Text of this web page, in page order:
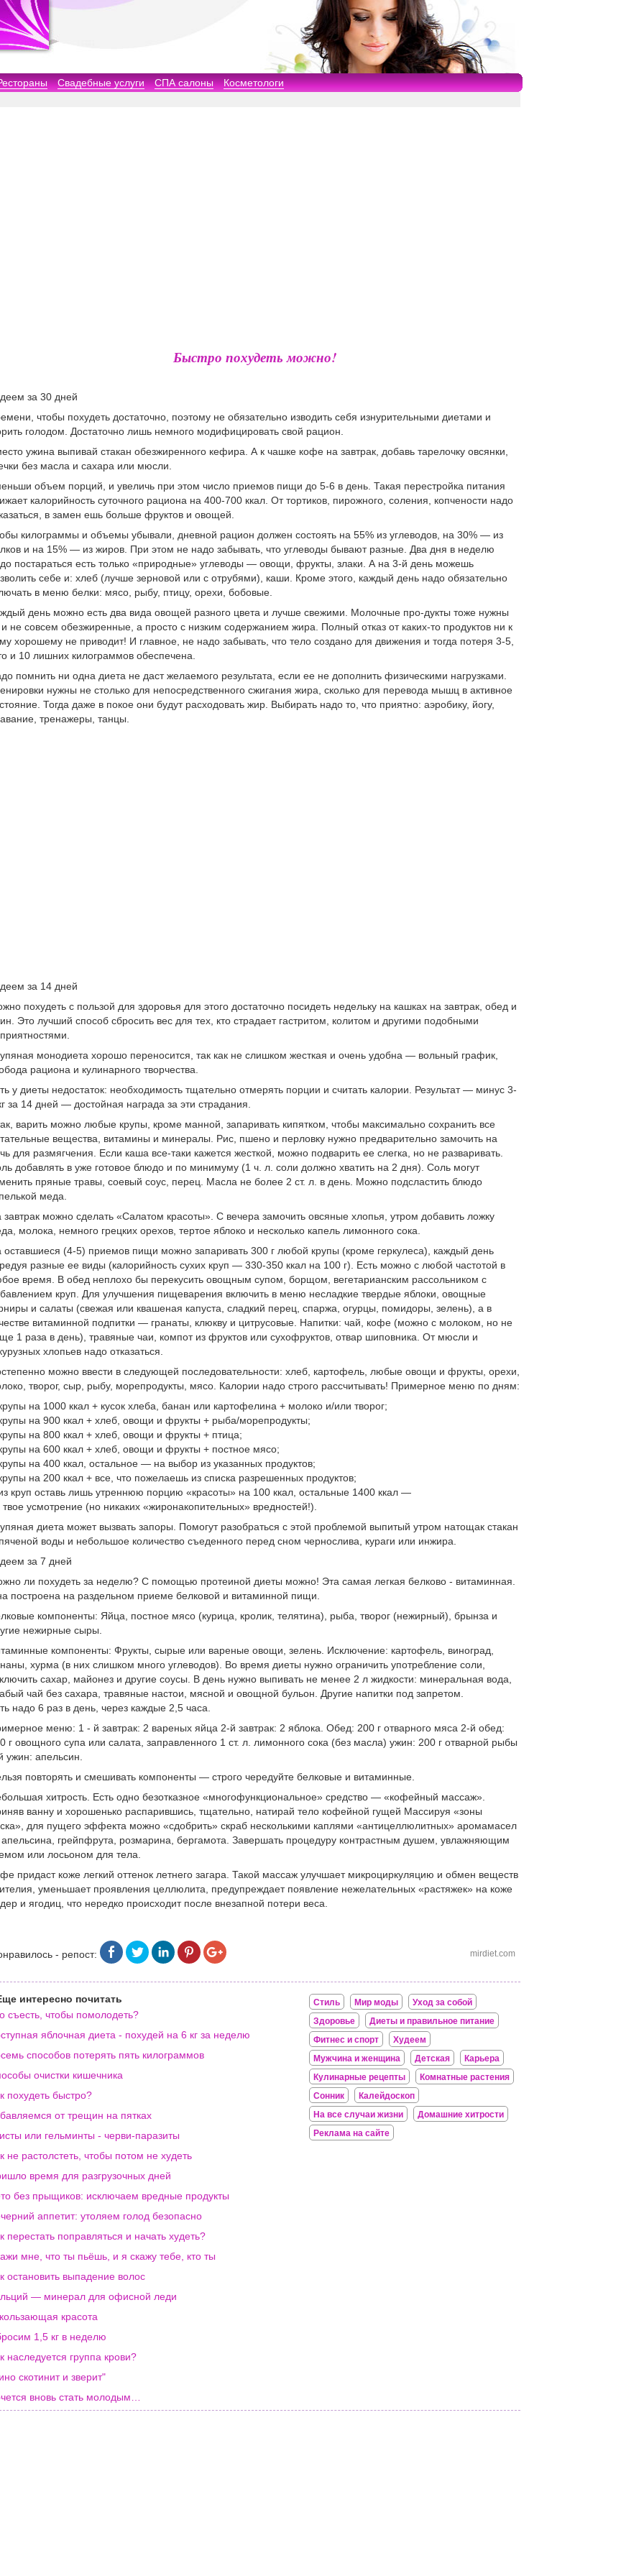
Свадебные услуги СПА салоны Косметологи
Быстро похудеть можно!
за 30 дней
чтобы похудеть достаточно, поэтому не обязательно изводить себя изнурительными диетами и
голодом. Достаточно лишь немного модифицировать свой рацион.
ужина выпивай стакан обезжиренного кефира. А к чашке кофе на завтрак, добавь тарелочку овсянки,
без масла и сахара или мюсли.
объем порций, и увеличь при этом число приемов пищи до 5-6 в день. Такая перестройка питания
калорийность суточного рациона на 400-700 ккал. От тортиков, пирожного, соления, копчености надо
в замен ешь больше фруктов и овощей.
килограммы и объемы убывали, дневной рацион должен состоять на 55% из углеводов, на 30% — из
и на 15% — из жиров. При этом не надо забывать, что углеводы бывают разные. Два дня в неделю
постараться есть только «природные» углеводы — овощи, фрукты, злаки. А на 3-й день можешь
себе и: хлеб (лучше зерновой или с отрубями), каши. Кроме этого, каждый день надо обязательно
в меню белки: мясо, рыбу, птицу, орехи, бобовые.
день можно есть два вида овощей разного цвета и лучше свежими. Молочные про-дукты тоже нужны
не совсем обезжиренные, а просто с низким содержанием жира. Полный отказ от каких-то продуктов ни к
хорошему не приводит! И главное, не надо забывать, что тело создано для движения и тогда потеря 3-5,
и 10 лишних килограммов обеспечена.
помнить ни одна диета не даст желаемого результата, если ее не дополнить физическими нагрузками.
нужны не столько для непосредственного сжигания жира, сколько для перевода мышц в активное
Тогда даже в покое они будут расходовать жир. Выбирать надо то, что приятно: аэробику, йогу,
тренажеры, танцы.
за 14 дней
похудеть с пользой для здоровья для этого достаточно посидеть недельку на кашках на завтрак, обед и
Это лучший способ сбросить вес для тех, кто страдает гастритом, колитом и другими подобными
монодиета хорошо переносится, так как не слишком жесткая и очень удобна — вольный график,
рациона и кулинарного творчества.
у диеты недостаток: необходимость тщательно отмерять порции и считать калории. Результат — минус 3-
за 14 дней — достойная награда за эти страдания.
варить можно любые крупы, кроме манной, запаривать кипятком, чтобы максимально сохранить все
вещества, витамины и минералы. Рис, пшено и перловку нужно предварительно замочить на
для размягчения. Если каша все-таки кажется жесткой, можно подварить ее слегка, но не разваривать.
добавлять в уже готовое блюдо и по минимуму (1 ч. л. соли должно хватить на 2 дня). Соль могут
пряные травы, соевый соус, перец. Масла не более 2 ст. л. в день. Можно подсластить блюдо
меда.
завтрак можно сделать «Салатом красоты». С вечера замочить овсяные хлопья, утром добавить ложку
молока, немного грецких орехов, тертое яблоко и несколько капель лимонного сока.
оставшиеся (4-5) приемов пищи можно запаривать 300 г любой крупы (кроме геркулеса), каждый день
разные ее виды (калорийность сухих круп — 330-350 ккал на 100 г). Есть можно с любой частотой в
время. В обед неплохо бы перекусить овощным супом, борщом, вегетарианским рассольником с
круп. Для улучшения пищеварения включить в меню несладкие твердые яблоки, овощные
и салаты (свежая или квашеная капуста, сладкий перец, спаржа, огурцы, помидоры, зелень), а в
витаминной подпитки — гранаты, клюкву и цитрусовые. Напитки: чай, кофе (можно с молоком, но не
1 раза в день), травяные чаи, компот из фруктов или сухофруктов, отвар шиповника. От мюсли и
хлопьев надо отказаться.
можно ввести в следующей последовательности: хлеб, картофель, любые овощи и фрукты, орехи,
творог, сыр, рыбу, морепродукты, мясо. Калории надо строго рассчитывать! Примерное меню по дням:
на 1000 ккал + кусок хлеба, банан или картофелина + молоко и/или творог;
на 900 ккал + хлеб, овощи и фрукты + рыба/морепродукты;
на 800 ккал + хлеб, овощи и фрукты + птица;
на 600 ккал + хлеб, овощи и фрукты + постное мясо;
на 400 ккал, остальное — на выбор из указанных продуктов;
на 200 ккал + все, что пожелаешь из списка разрешенных продуктов;
круп оставь лишь утреннюю порцию «красоты» на 100 ккал, остальные 1400 ккал —
твое усмотрение (но никаких «жиронакопительных» вредностей!).
диета может вызвать запоры. Помогут разобраться с этой проблемой выпитый утром натощак стакан
воды и небольшое количество съеденного перед сном чернослива, кураги или инжира.
за 7 дней
ли похудеть за неделю? С помощью протеиной диеты можно! Эта самая легкая белково - витаминная.
построена на раздельном приеме белковой и витаминной пищи.
компоненты: Яйца, постное мясо (курица, кролик, телятина), рыба, творог (нежирный), брынза и
нежирные сыры.
компоненты: Фрукты, сырые или вареные овощи, зелень. Исключение: картофель, виноград,
хурма (в них слишком много углеводов). Во время диеты нужно ограничить употребление соли,
сахар, майонез и другие соусы. В день нужно выпивать не менее 2 л жидкости: минеральная вода,
чай без сахара, травяные настои, мясной и овощной бульон. Другие напитки под запретом.
надо 6 раз в день, через каждые 2,5 часа.
меню: 1 - й завтрак: 2 вареных яйца 2-й завтрак: 2 яблока. Обед: 200 г отварного мяса 2-й обед:
г овощного супа или салата, заправленного 1 ст. л. лимонного сока (без масла) ужин: 200 г отварной рыбы
ужин: апельсин.
повторять и смешивать компоненты — строго чередуйте белковые и витаминные.
хитрость. Есть одно безотказное «многофункциональное» средство — «кофейный массаж».
ванну и хорошенько распарившись, тщательно, натирай тело кофейной гущей Массируя «зоны
для пущего эффекта можно «сдобрить» скраб несколькими каплями «антицеллюлитных» аромамасел
грейпфрута, розмарина, бергамота. Завершать процедуру контрастным душем, увлажняющим
или лосьоном для тела.
придаст коже легкий оттенок летнего загара. Такой массаж улучшает микроциркуляцию и обмен веществ
уменьшает проявления целлюлита, предупреждает появление нежелательных «растяжек» на коже
и ягодиц, что нередко происходит после внезапной потери веса.
- репост: mirdiet.com
интересно почитать
съесть, чтобы помолодеть?
яблочная диета - похудей на 6 кг за неделю
способов потерять пять килограммов
очистки кишечника
похудеть быстро?
от трещин на пятках
или гельминты - черви-паразиты
не растолстеть, чтобы потом не худеть
время для разгрузочных дней
без прыщиков: исключаем вредные продукты
аппетит: утоляем голод безопасно
перестать поправляться и начать худеть?
мне, что ты пьёшь, и я скажу тебе, кто ты
остановить выпадение волос
— минерал для офисной леди
красота
1,5 кг в неделю
наследуется группа крови?
скотинит и зверит"
вновь стать молодым…
Стиль Мир моды
Уход за собой
Здоровье
Диеты и правильное питание
Фитнес и спорт
Худеем
Мужчина и женщина
Детская
Карьера
Кулинарные рецепты
Комнатные растения
Сонник
Калейдоскоп
На все случаи жизни
Домашние хитрости
Реклама на сайте